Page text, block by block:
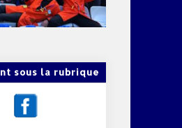
sous la rubrique